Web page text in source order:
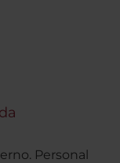
Personal